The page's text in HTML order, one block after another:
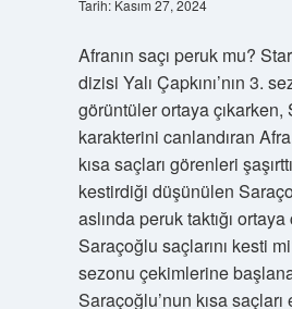
Tarih: Kasım 27, 2024
Afranın saçı peruk mu?
dizisi Yalı Çapkını’nın 3.
görüntüler ortaya çıkarken,
karakterini canlandıran
kısa saçları görenleri
kestirdiği düşünülen
aslında peruk taktığı ortaya
Saraçoğlu saçlarını kesti
sezonu çekimlerine
Saraçoğlu’nun kısa